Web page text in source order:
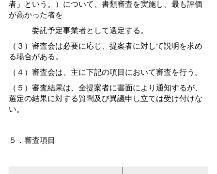
者」という。）について、書類審査を実施し、最も評価
が高かった者を
委託予定事業者として選定する。
（３）審査会は必要に応じ、提案者に対して説明を求め
る場合がある。
（４）審査会は、主に下記の項目において審査を行う。
（５）審査結果は、全提案者に書面により通知するが、
選定の結果に対する質問及び異議申し立ては受け付けな
い。
５．審査項目